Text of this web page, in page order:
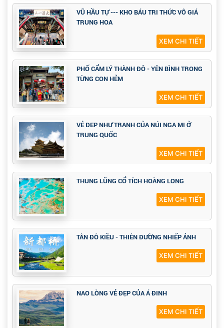
VŨ HẦU TỰ --- KHO BÁU TRI THỨC VÔ GIÁ
TRUNG HOA
XEM CHI TIẾT
PHỐ CẨM LÝ THÀNH ĐÔ - YÊN BÌNH TRONG
TỪNG CON HẺM
XEM CHI TIẾT
VẺ ĐẸP NHƯ TRANH CỦA NÚI NGA MI Ở
TRUNG QUỐC
XEM CHI TIẾT
THUNG LŨNG CỔ TÍCH HOÀNG LONG
XEM CHI TIẾT
TÂN ĐÔ KIỀU - THIÊN ĐƯỜNG NHIẾP ẢNH
XEM CHI TIẾT
NAO LÒNG VẺ ĐẸP CỦA Á ĐINH
XEM CHI TIẾT